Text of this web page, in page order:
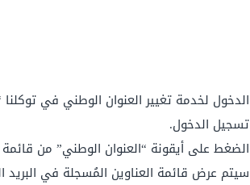
الدخول لخدمة تغيير العنوان الوطني في توكلنا
تسجيل الدخول.
الضغط على أيقونة “العنوان الوطني” من قائمة
سيتم عرض قائمة العناوين المُسجلة في